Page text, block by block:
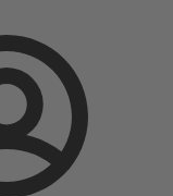
Connexion
Configurer un